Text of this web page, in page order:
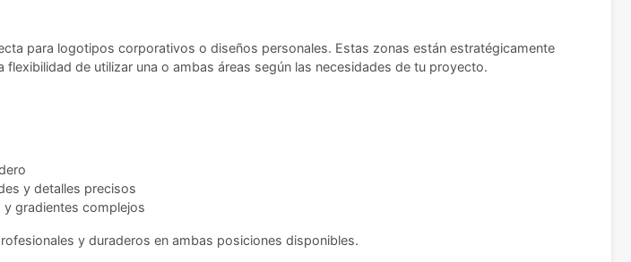
para logotipos corporativos o diseños personales. Estas zonas están estratégicamente
de utilizar una o ambas áreas según las necesidades de tu proyecto.
y detalles precisos
gradientes complejos
y duraderos en ambas posiciones disponibles.